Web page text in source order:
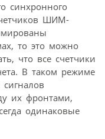
синхронного
ШИМ-
то это можно
что все счетчики
В таком режиме
их фронтами,
одинаковые